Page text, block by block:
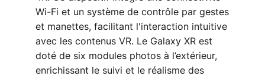
Wi-Fi et un système de contrôle par gestes
et manettes, facilitant l'interaction intuitive
avec les contenus VR. Le Galaxy XR est
doté de six modules photos à l’extérieur,
enrichissant le suivi et le réalisme des